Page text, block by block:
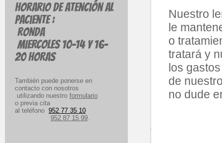
Horario de atención al
paciente :
rONDA
MIERCOLES 10-14 Y 16-
20 HORAS
También puede ponerse en
contacto con nosotros
utilizando nuestro formulario
o previa cita
al teléfono 952 77 35 10
952 87 15 99.
Nuestro
le
o
tratará y
los
de
no dude